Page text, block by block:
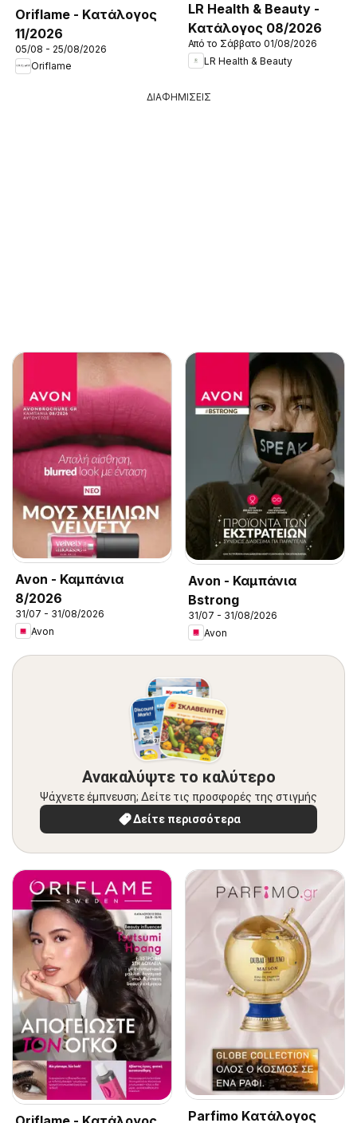
Oriflame - Kατάλογος
11/2026
05/08 - 25/08/2026
Oriflame
LR Health & Beauty -
Kατάλογος 08/2026
Από το Σάββατο 01/08/2026
LR Health & Beauty
ΔΙΑΦΗΜΙΣΕΙΣ
Avon - Καμπάνια
8/2026
31/07 - 31/08/2026
Avon
Avon - Καμπάνια
Bstrong
31/07 - 31/08/2026
Avon
Ανακαλύψτε το καλύτερο
Ψάχνετε έμπνευση; Δείτε τις προσφορές της στιγμής
Δείτε περισσότερα
Parfimo Kατάλογος